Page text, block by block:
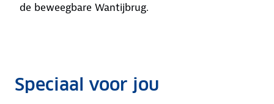
de beweegbare Wantijbrug.
Speciaal voor jou